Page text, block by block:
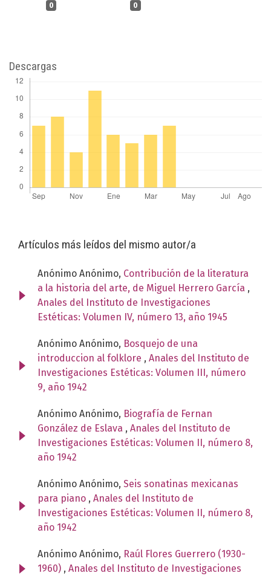
0 0
Descargas
Artículos más leídos del mismo autor/a
Anónimo Anónimo, Contribución de la literatura
a la historia del arte, de Miguel Herrero García ,
Anales del Instituto de Investigaciones
Estéticas: Volumen IV, número 13, año 1945
Anónimo Anónimo, Bosquejo de una
introduccion al folklore , Anales del Instituto de
Investigaciones Estéticas: Volumen III, número
9, año 1942
Anónimo Anónimo, Biografía de Fernan
González de Eslava , Anales del Instituto de
Investigaciones Estéticas: Volumen II, número 8,
año 1942
Anónimo Anónimo, Seis sonatinas mexicanas
para piano , Anales del Instituto de
Investigaciones Estéticas: Volumen II, número 8,
año 1942
Anónimo Anónimo, Raúl Flores Guerrero (1930-
1960) , Anales del Instituto de Investigaciones